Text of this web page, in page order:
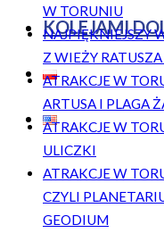
KOLEJAMI
W TORUNIU
NAJPIĘKNIEJSZY
Z WIEŻY
ATRAKCJE W
ARTUSA I PLAGA
ATRAKCJE W
ULICZKI
ATRAKCJE W
CZYLI
GEODIUM